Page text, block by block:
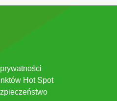
Hot Spot